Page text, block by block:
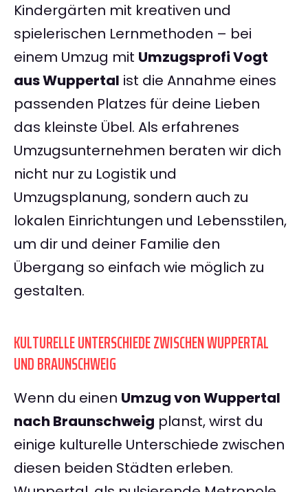
Kindergärten mit kreativen und
spielerischen Lernmethoden – bei
einem Umzug mit Umzugsprofi Vogt
aus Wuppertal ist die Annahme eines
passenden Platzes für deine Lieben
das kleinste Übel. Als erfahrenes
Umzugsunternehmen beraten wir dich
nicht nur zu Logistik und
Umzugsplanung, sondern auch zu
lokalen Einrichtungen und Lebensstilen,
um dir und deiner Familie den
Übergang so einfach wie möglich zu
gestalten.
KULTURELLE UNTERSCHIEDE ZWISCHEN WUPPERTAL
UND BRAUNSCHWEIG
Wenn du einen Umzug von Wuppertal
nach Braunschweig planst, wirst du
einige kulturelle Unterschiede zwischen
diesen beiden Städten erleben.